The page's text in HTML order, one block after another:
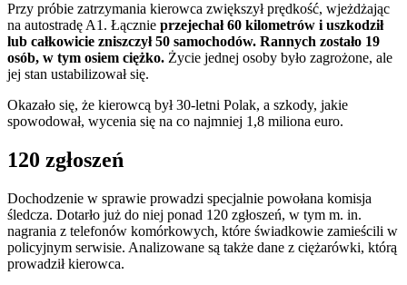
Przy próbie zatrzymania kierowca zwiększył prędkość, wjeżdżając
na autostradę A1. Łącznie przejechał 60 kilometrów i uszkodził
lub całkowicie zniszczył 50 samochodów. Rannych zostało 19
osób, w tym osiem ciężko. Życie jednej osoby było zagrożone, ale
jej stan ustabilizował się.
Okazało się, że kierowcą był 30-letni Polak, a szkody, jakie
spowodował, wycenia się na co najmniej 1,8 miliona euro.
120 zgłoszeń
Dochodzenie w sprawie prowadzi specjalnie powołana komisja
śledcza. Dotarło już do niej ponad 120 zgłoszeń, w tym m. in.
nagrania z telefonów komórkowych, które świadkowie zamieścili w
policyjnym serwisie. Analizowane są także dane z ciężarówki, którą
prowadził kierowca.